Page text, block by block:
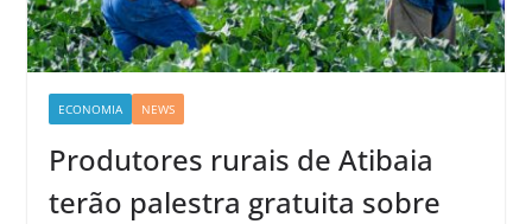
ECONOMIA NEWS
Produtores rurais de Atibaia
terão palestra gratuita sobre